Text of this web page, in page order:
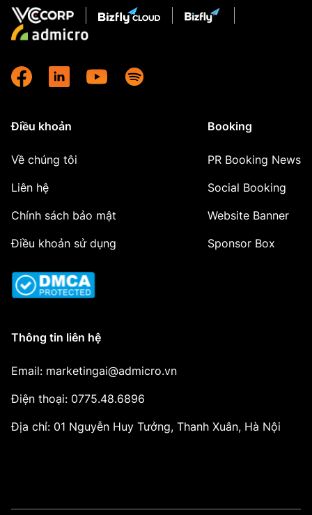
Điều khoản
Về chúng tôi
Liên hệ
Chính sách bảo mật
Điều khoản sử dụng
Booking
PR Booking News
Social Booking
Website Banner
Sponsor Box
Thông tin liên hệ
Email: marketingai@admicro.vn
Điện thoại: 0775.48.6896
Địa chỉ: 01 Nguyễn Huy Tưởng, Thanh Xuân, Hà Nội